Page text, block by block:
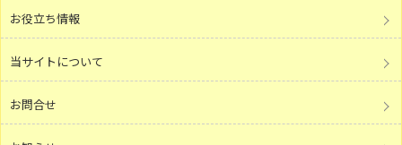
お役立ち情報
当サイトについて
お問合せ